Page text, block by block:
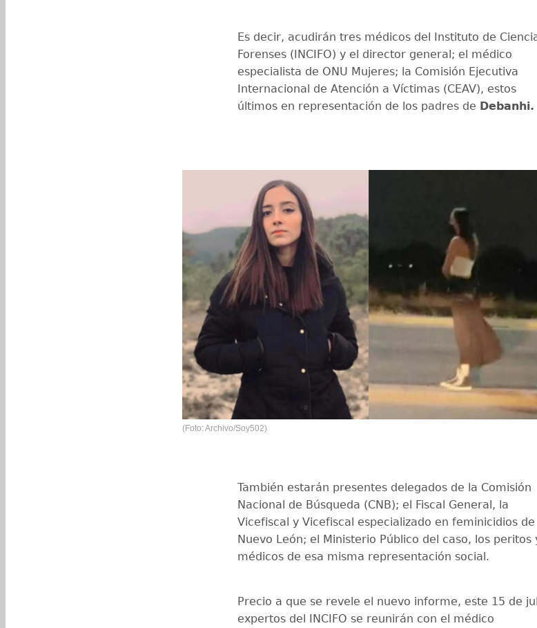
Es decir, acudirán tres médicos del Instituto de
Forenses (INCIFO) y el director general; el médico
especialista de ONU Mujeres; la Comisión Ejecutiva
Internacional de Atención a Víctimas (CEAV), estos
últimos en representación de los padres de Debanhi.
(Foto: Archivo/Soy502)
También estarán presentes delegados de la Comisión
Nacional de Búsqueda (CNB); el Fiscal General, la
Vicefiscal y Vicefiscal especializado en feminicidios de
Nuevo León; el Ministerio Público del caso, los peritos
médicos de esa misma representación social.
Precio a que se revele el nuevo informe, este 15 de
expertos del INCIFO se reunirán con el médico